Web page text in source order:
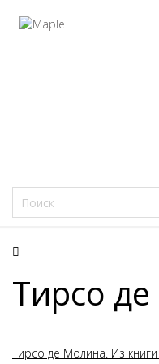
Тирсо
Тирсо де Молина. Из книги